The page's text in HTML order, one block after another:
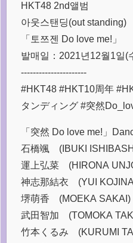
HKT48 2nd앨범
아웃스탠딩(out standing)
「토쯔젠 Do love me!」
발매일：2021년12월1일(
----------------------
#HKT48 #HKT10周年
タンディング #突然
「突然 Do love me!」
石橋颯 (IBUKI
運上弘菜 (HIRONA
神志那結衣 (YUI
堺萌香 (MOEKA SAKAI)
武田智加 (TOMOKA
竹本くるみ (KURUMI